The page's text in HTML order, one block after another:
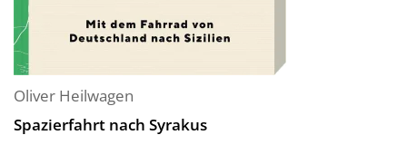
Oliver Heilwagen
Spazierfahrt nach Syrakus